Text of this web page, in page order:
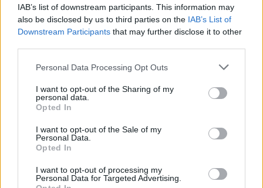
IAB’s list of downstream participants. This information may
also be disclosed by us to third parties on the IAB’s List of
Downstream Participants that may further disclose it to other
Personal Data Processing Opt Outs
I want to opt-out of the Sharing of my
personal data.
Opted In
I want to opt-out of the Sale of my
Personal Data.
Opted In
I want to opt-out of processing my
Personal Data for Targeted Advertising.
verbindet die Menschen natürlich, aber sie unterstützt
und reizt auch Gefühle wie Neid, Konkurrenzdenken und
Inwiefern verleiht uns Kleidung Selbstbewusstsein?
und dich in ihr gut fühlst. Es schadet natürlich auch nicht,
wenn du in einem bestimmten Outfit viele Komplimente
bekommst. Aber am allerwichtigsten ist, dass du dich in
dem grossartig fühlst, was du trägst.
Wo kaufst du selbst ein?
Es klingt vielleicht komisch, aber ich hasse Shopping.